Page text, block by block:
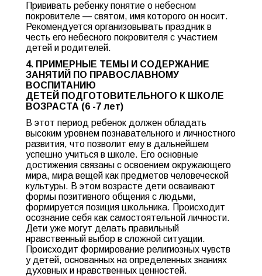
Прививать ребенку понятие о небесном
покровителе — святом, имя которого он носит.
Рекомендуется организовывать праздник в
честь его небесного покровителя с участием
детей и родителей.
4. ПРИМЕРНЫЕ ТЕМЫ И СОДЕРЖАНИЕ
ЗАНЯТИЙ ПО ПРАВОСЛАВНОМУ
ВОСПИТАНИЮ
ДЕТЕЙ ПОДГОТОВИТЕЛЬНОГО К ШКОЛЕ
ВОЗРАСТА (6 -7 лет)
В этот период ребенок должен обладать
высоким уровнем познавательного и личностного
развития, что позволит ему в дальнейшем
успешно учиться в школе. Его основные
достижения связаны с освоением окружающего
мира, мира вещей как предметов человеческой
культуры. В этом возрасте дети осваивают
формы позитивного общения с людьми,
формируется позиция школьника. Происходит
осознание себя как самостоятельной личности.
Дети уже могут делать правильный
нравственный выбор в сложной ситуации.
Происходит формирование религиозных чувств
у детей, основанных на определенных знаниях
духовных и нравственных ценностей.